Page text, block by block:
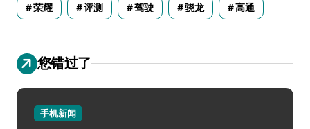
荣耀 评测 驾驶 骁龙 高通
您错过了
手机新闻